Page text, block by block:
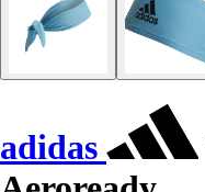
adidas